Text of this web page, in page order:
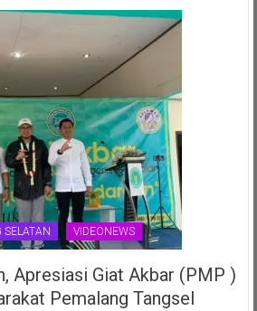
SELATAN VIDEONEWS
Apresiasi Giat Akbar (PMP )
Pemalang Tangsel